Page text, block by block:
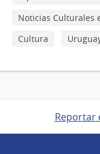
Noticias Culturales
Cultura
Reportar